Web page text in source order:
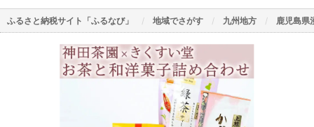
ふるさと納税サイト「ふるなび」 地域でさがす 九州地方 鹿児島県